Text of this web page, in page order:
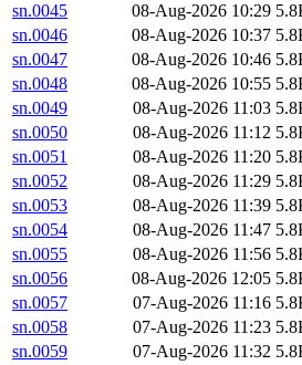
sn.0045
08-Aug-2026 10:29
sn.0046
08-Aug-2026 10:37
sn.0047
08-Aug-2026 10:46
sn.0048
08-Aug-2026 10:55
sn.0049
08-Aug-2026 11:03
sn.0050
08-Aug-2026 11:12
sn.0051
08-Aug-2026 11:20
sn.0052
08-Aug-2026 11:29
sn.0053
08-Aug-2026 11:39
sn.0054
08-Aug-2026 11:47
sn.0055
08-Aug-2026 11:56
sn.0056
08-Aug-2026 12:05
sn.0057
07-Aug-2026 11:16
sn.0058
07-Aug-2026 11:23
sn.0059
07-Aug-2026 11:32